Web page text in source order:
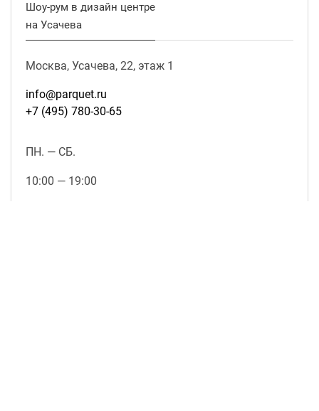
Шоу-рум в дизайн центре
на Усачева
Москва, Усачева, 22, этаж 1
info@parquet.ru
+7 (495) 780-30-65
ПН. — СБ.
10:00 — 19:00